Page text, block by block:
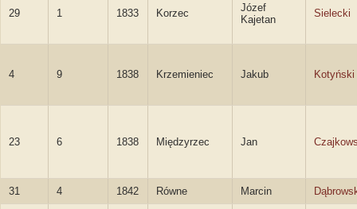
29 1 1833 Korzec
Józef
Kajetan
Sielecki
4 9 1838 Krzemieniec Jakub Kotyński
23 6 1838 Międzyrzec Jan
31 4 1842 Równe Marcin